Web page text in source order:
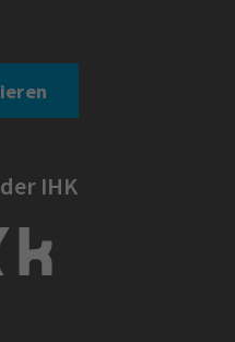
IHK